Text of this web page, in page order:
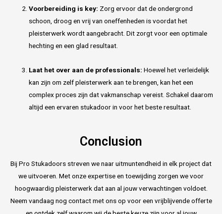
Voorbereiding is key: Zorg ervoor dat de ondergrond
schoon, droog en vrij van oneffenheden is voordat het
pleisterwerk wordt aangebracht. Dit zorgt voor een optimale
hechting en een glad resultaat.
Laat het over aan de professionals: Hoewel het verleidelijk
kan zijn om zelf pleisterwerk aan te brengen, kan het een
complex proces zijn dat vakmanschap vereist. Schakel daarom
altijd een ervaren stukadoor in voor het beste resultaat.
Conclusion
Bij Pro Stukadoors streven we naar uitmuntendheid in elk project dat
we uitvoeren. Met onze expertise en toewijding zorgen we voor
hoogwaardig pleisterwerk dat aan al jouw verwachtingen voldoet.
Neem vandaag nog contact met ons op voor een vrijblijvende offerte